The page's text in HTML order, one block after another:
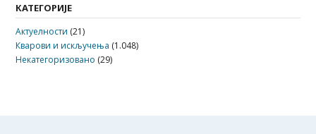
КАТЕГОРИЈЕ
Актуелности (21)
Кварови и искључења (1.048)
Некатегоризовано (29)